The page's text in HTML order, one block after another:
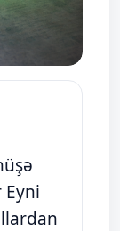
Eyni